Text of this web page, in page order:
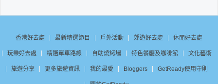
香港好去處 最新精選節目 戶外活動 郊遊好去處 休閒好去處
玩樂好去處 精選單車路線 自助燒烤場 特色餐廳及咖啡館 文化藝術
旅遊分享 更多旅遊資訊 我的最愛 Bloggers GetReady使用守則